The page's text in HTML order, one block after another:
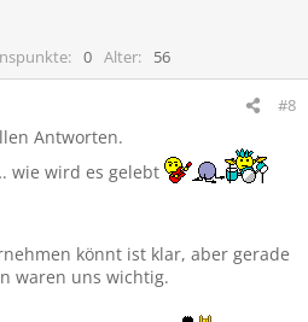
0 Alter 56
#8
Antworten.
wie wird es gelebt
könnt ist klar, aber gerade
waren uns wichtig.